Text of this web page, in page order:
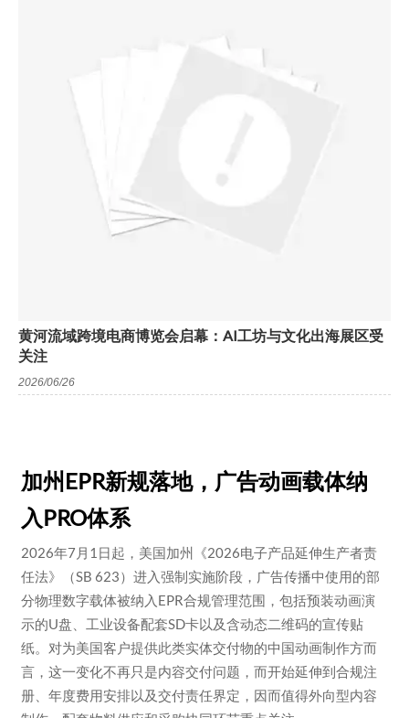
黄河流域跨境电商博览会启幕：AI工坊与文化出海展区受
关注
2026/06/26
加州EPR新规落地，广告动画载体纳
入PRO体系
2026年7月1日起，美国加州《2026电子产品延伸生产者责
任法》（SB 623）进入强制实施阶段，广告传播中使用的部
分物理数字载体被纳入EPR合规管理范围，包括预装动画演
示的U盘、工业设备配套SD卡以及含动态二维码的宣传贴
纸。对为美国客户提供此类实体交付物的中国动画制作方而
言，这一变化不再只是内容交付问题，而开始延伸到合规注
册、年度费用安排以及交付责任界定，因而值得外向型内容